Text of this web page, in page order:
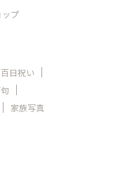
ップ
日祝い
家族写真